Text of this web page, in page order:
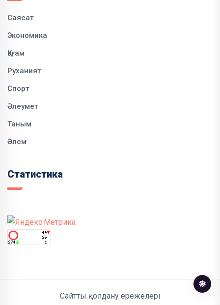
Саясат
Экономика
Қоғам
Руханият
Спорт
Әлеумет
Таным
Әлем
Статистика
Сайтты қолдану ережелері